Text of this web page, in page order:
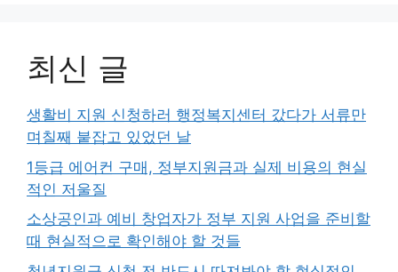
최신 글
생활비 지원 신청하러 행정복지센터 갔다가 서류만
며칠째 붙잡고 있었던 날
1등급 에어컨 구매, 정부지원금과 실제 비용의 현실
적인 저울질
소상공인과 예비 창업자가 정부 지원 사업을 준비할
때 현실적으로 확인해야 할 것들